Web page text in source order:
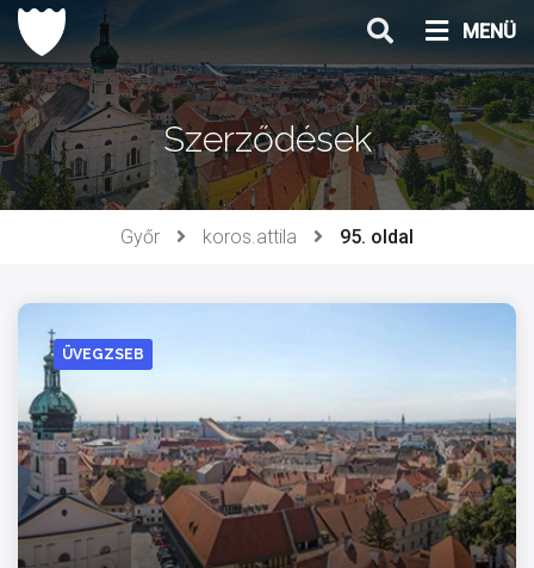
Ugrás
tartalomhoz
MENÜ
Szerződések
Győr koros.attila 95. oldal
ÜVEGZSEB